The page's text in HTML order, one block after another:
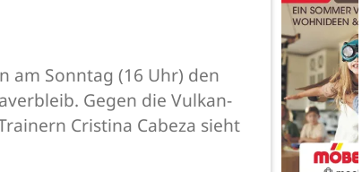
am Sonntag (16 Uhr) den
Gegen die Vulkan-
Cristina Cabeza sieht